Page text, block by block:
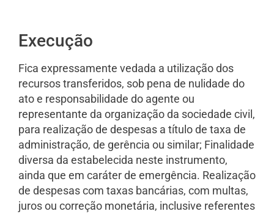
Execução
Fica expressamente vedada a utilização dos
recursos transferidos, sob pena de nulidade do
ato e responsabilidade do agente ou
representante da organização da sociedade civil,
para realização de despesas a título de taxa de
administração, de gerência ou similar; Finalidade
diversa da estabelecida neste instrumento,
ainda que em caráter de emergência. Realização
de despesas com taxas bancárias, com multas,
juros ou correção monetária, inclusive referentes